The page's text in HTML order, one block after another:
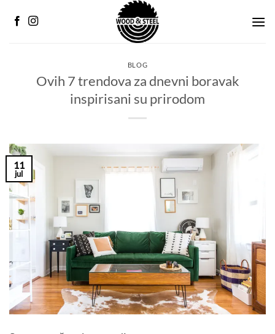
BLOG
Ovih 7 trendova za dnevni boravak
inspirisani su prirodom
11
jul